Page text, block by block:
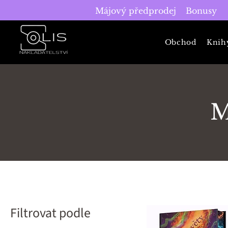
Májový předprodej Bonusy
Obchod
Filtrovat podle